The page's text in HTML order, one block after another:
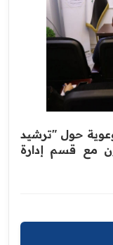
حول "ترشيد
مع قسم إدارة